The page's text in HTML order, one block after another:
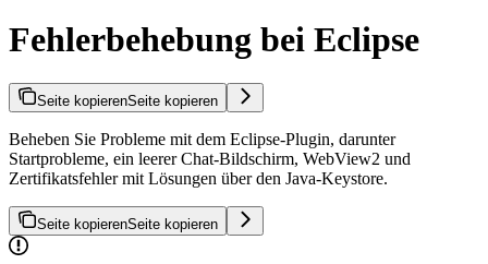
Fehlerbehebung bei Eclipse
Seite kopierenSeite kopieren
Beheben Sie Probleme mit dem Eclipse-Plugin, darunter
Startprobleme, ein leerer Chat-Bildschirm, WebView2 und
Zertifikatsfehler mit Lösungen über den Java-Keystore.
Seite kopierenSeite kopieren